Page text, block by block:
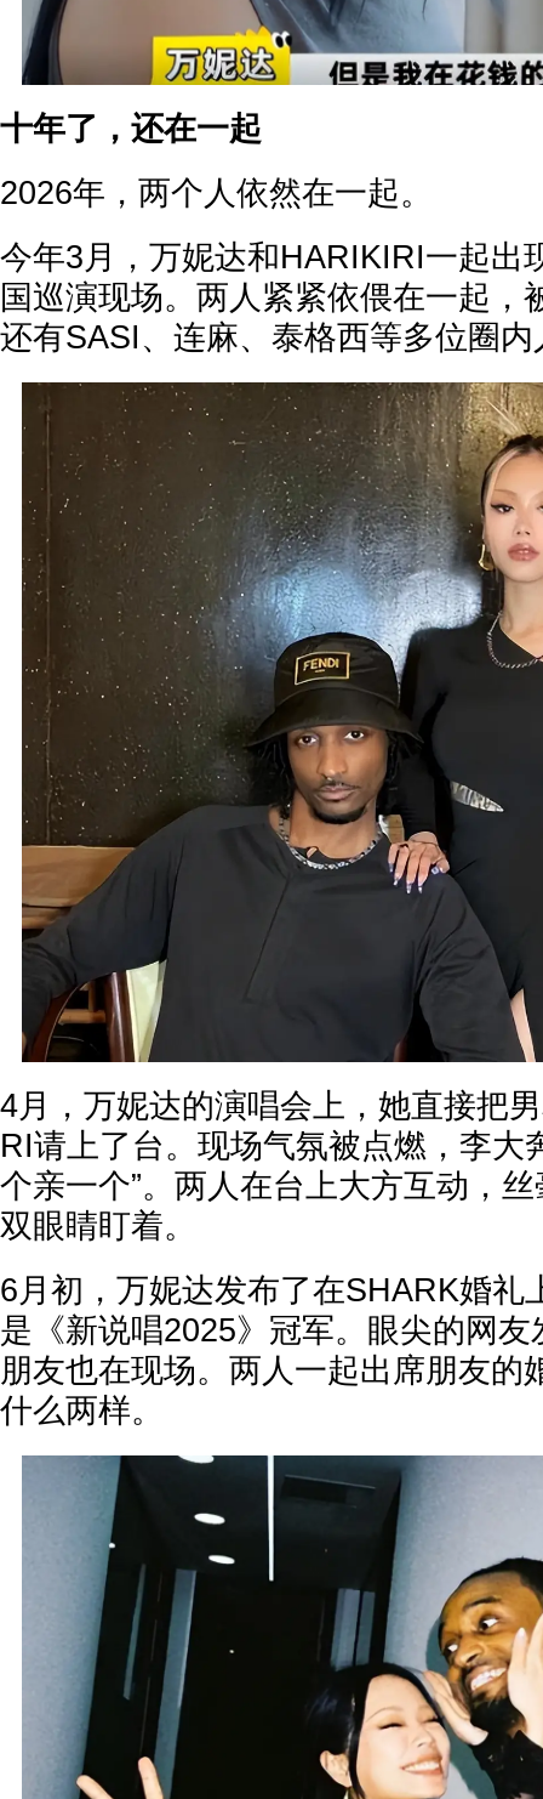
十年了，还在一起
2026年，两个人依然在一起。
今年3月，万妮达和HARIKIRI一起出
国巡演现场。两人紧紧依偎在一起，
还有SASI、连麻、泰格西等多位圈内
4月，万妮达的演唱会上，她直接把
RI请上了台。现场气氛被点燃，李大
个亲一个”。两人在台上大方互动，
双眼睛盯着。
6月初，万妮达发布了在SHARK婚礼
是《新说唱2025》冠军。眼尖的网
朋友也在现场。两人一起出席朋友的
什么两样。